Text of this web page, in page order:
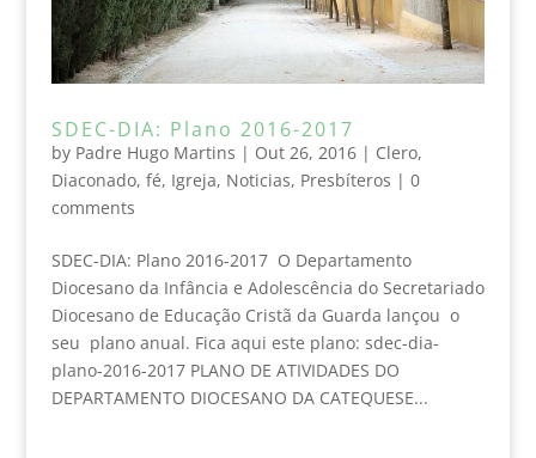
SDEC-DIA: Plano 2016-2017
by Padre Hugo Martins | Out 26, 2016| Clero,
Diaconado, fé, Igreja, Noticias, Presbíteros | 0
comments
SDEC-DIA: Plano 2016-2017 O Departamento
Diocesano da Infância e Adolescência do Secretariado
Diocesano de Educação Cristã da Guarda lançou o
seu plano anual. Fica aqui este plano: sdec-dia-
plano-2016-2017 PLANO DE ATIVIDADES DO
DEPARTAMENTO DIOCESANO DA CATEQUESE...